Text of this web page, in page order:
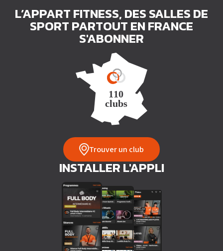
L’APPART FITNESS, DES SALLES DE
SPORT PARTOUT EN FRANCE
S'ABONNER
Trouver un club
INSTALLER L'APPLI